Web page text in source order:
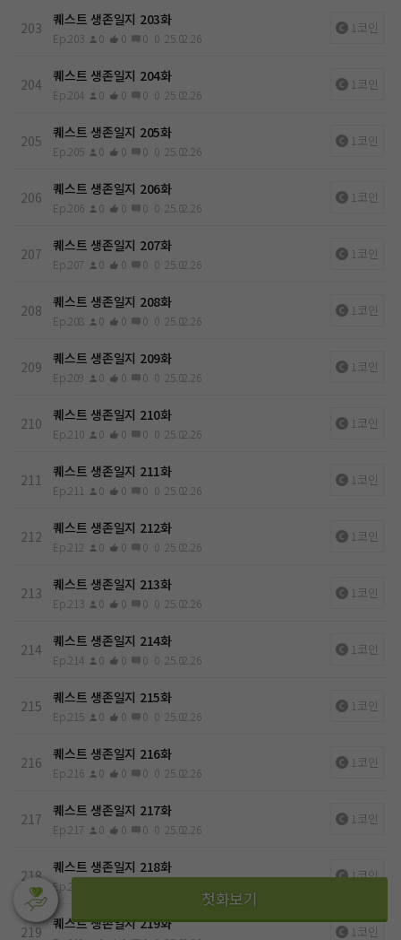
203 퀘스트 생존일지 203화
Ep.203 0 0 0 0 25.02.26
1코인
204 퀘스트 생존일지 204화
Ep.204 0 0 0 0 25.02.26
1코인
205 퀘스트 생존일지 205화
Ep.205 0 0 0 0 25.02.26
1코인
206 퀘스트 생존일지 206화
Ep.206 0 0 0 0 25.02.26
1코인
207 퀘스트 생존일지 207화
Ep.207 0 0 0 0 25.02.26
1코인
208 퀘스트 생존일지 208화
Ep.208 0 0 0 0 25.02.26
1코인
209 퀘스트 생존일지 209화
Ep.209 0 0 0 0 25.02.26
1코인
210 퀘스트 생존일지 210화
Ep.210 0 0 0 0 25.02.26
1코인
211 퀘스트 생존일지 211화
Ep.211 0 0 0 0 25.02.26
1코인
212 퀘스트 생존일지 212화
Ep.212 0 0 0 0 25.02.26
1코인
213 퀘스트 생존일지 213화
Ep.213 0 0 0 0 25.02.26
1코인
214 퀘스트 생존일지 214화
Ep.214 0 0 0 0 25.02.26
1코인
215 퀘스트 생존일지 215화
Ep.215 0 0 0 0 25.02.26
1코인
216 퀘스트 생존일지 216화
Ep.216 0 0 0 0 25.02.26
1코인
217 퀘스트 생존일지 217화
Ep.217 0 0 0 0 25.02.26
1코인
218 퀘스트 생존일지 218화
Ep.218
1코인
219 퀘스트 생존일지 219화 1코인